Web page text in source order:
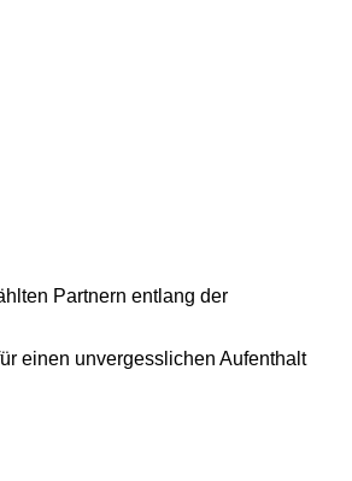
Partnern entlang der
einen unvergesslichen Aufenthalt